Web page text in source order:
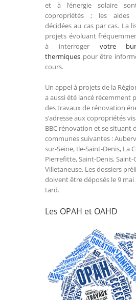
et à l’énergie solaire
copropriétés ; les aides
décidées au cas par cas. La
projets évoluant
à interroger votre
thermiques pour être
cours.
Un appel à projets de la
a aussi été lancé récemment
des travaux de rénovation
s’adresse aux copropriétés
BBC rénovation et se situant
communes suivantes :
sur-Seine, Ile-Saint-Denis, La
Pierrefitte, Saint-Denis, Saint-
Villetaneuse. Les dossiers
doivent être déposés le 9 mai
tard.
Les OPAH et OAHD